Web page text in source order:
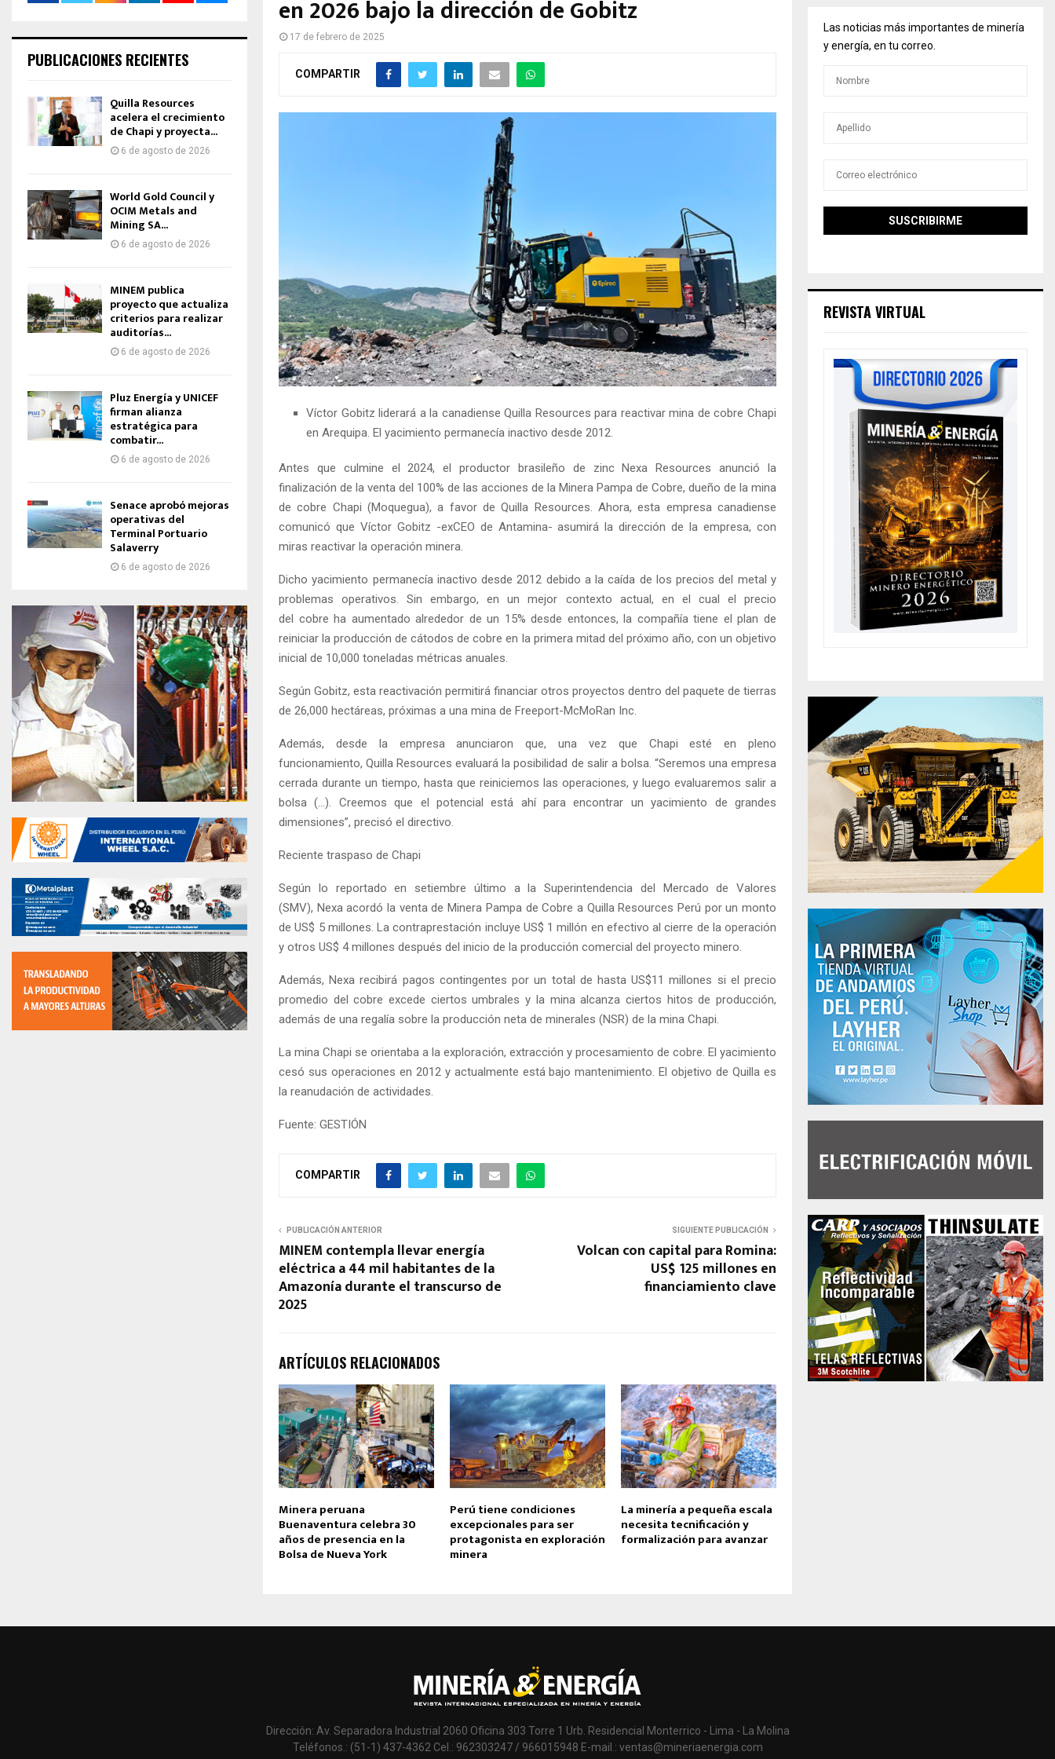
en 2026 bajo la dirección de Gobitz
17 de febrero de 2025
COMPARTIR
Víctor Gobitz liderará a la canadiense Quilla Resources para reactivar mina de cobre Chapi
en Arequipa. El yacimiento permanecía inactivo desde 2012.
Antes que culmine el 2024, el productor brasileño de zinc Nexa Resources anunció la
finalización de la venta del 100% de las acciones de la Minera Pampa de Cobre, dueño de la mina
de cobre Chapi (Moquegua), a favor de Quilla Resources. Ahora, esta empresa canadiense
comunicó que Víctor Gobitz -exCEO de Antamina- asumirá la dirección de la empresa, con
miras reactivar la operación minera.
Dicho yacimiento permanecía inactivo desde 2012 debido a la caída de los precios del metal y
problemas operativos. Sin embargo, en un mejor contexto actual, en el cual el precio
del cobre ha aumentado alrededor de un 15% desde entonces, la compañía tiene el plan de
reiniciar la producción de cátodos de cobre en la primera mitad del próximo año, con un objetivo
inicial de 10,000 toneladas métricas anuales.
Según Gobitz, esta reactivación permitirá financiar otros proyectos dentro del paquete de tierras
de 26,000 hectáreas, próximas a una mina de Freeport-McMoRan Inc.
Además, desde la empresa anunciaron que, una vez que Chapi esté en pleno
funcionamiento, Quilla Resources evaluará la posibilidad de salir a bolsa. “Seremos una empresa
cerrada durante un tiempo, hasta que reiniciemos las operaciones, y luego evaluaremos salir a
bolsa (…). Creemos que el potencial está ahí para encontrar un yacimiento de grandes
dimensiones”, precisó el directivo.
Reciente traspaso de Chapi
Según lo reportado en setiembre último a la Superintendencia del Mercado de Valores
(SMV), Nexa acordó la venta de Minera Pampa de Cobre a Quilla Resources Perú por un monto
de US$ 5 millones. La contraprestación incluye US$ 1 millón en efectivo al cierre de la operación
y otros US$ 4 millones después del inicio de la producción comercial del proyecto minero.
Además, Nexa recibirá pagos contingentes por un total de hasta US$11 millones si el precio
promedio del cobre excede ciertos umbrales y la mina alcanza ciertos hitos de producción,
además de una regalía sobre la producción neta de minerales (NSR) de la mina Chapi.
La mina Chapi se orientaba a la exploración, extracción y procesamiento de cobre. El yacimiento
cesó sus operaciones en 2012 y actualmente está bajo mantenimiento. El objetivo de Quilla es
la reanudación de actividades.
Fuente: GESTIÓN
COMPARTIR
PUBLICACIÓN ANTERIOR
MINEM contempla llevar energía
eléctrica a 44 mil habitantes de la
Amazonía durante el transcurso de
2025
SIGUIENTE PUBLICACIÓN
Volcan con capital para Romina:
US$ 125 millones en
financiamiento clave
ARTÍCULOS RELACIONADOS
Minera peruana
Buenaventura celebra 30
años de presencia en la
Bolsa de Nueva York
Perú tiene condiciones
excepcionales para ser
protagonista en exploración
minera
La minería a pequeña escala
necesita tecnificación y
formalización para avanzar
PUBLICACIONES RECIENTES
Quilla Resources
acelera el crecimiento
de Chapi y proyecta...
6 de agosto de 2026
World Gold Council y
OCIM Metals and
Mining SA...
6 de agosto de 2026
MINEM publica
proyecto que actualiza
criterios para realizar
auditorías...
6 de agosto de 2026
Pluz Energía y UNICEF
firman alianza
estratégica para
combatir...
6 de agosto de 2026
Senace aprobó mejoras
operativas del
Terminal Portuario
Salaverry
6 de agosto de 2026
Las noticias más importantes de minería
y energía, en tu correo.
REVISTA VIRTUAL
Dirección: Av. Separadora Industrial 2060 Oficina 303 Torre 1 Urb. Residencial Monterrico - Lima - La Molina
Teléfonos.: (51-1) 437-4362 Cel.: 962303247 / 966015948 E-mail.: ventas@mineriaenergia.com